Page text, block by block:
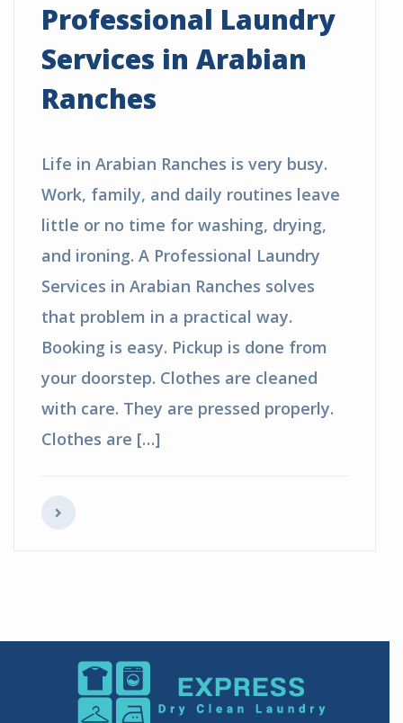
Professional Laundry
Services in Arabian
Ranches
Life in Arabian Ranches is very busy.
Work, family, and daily routines leave
little or no time for washing, drying,
and ironing. A Professional Laundry
Services in Arabian Ranches solves
that problem in a practical way.
Booking is easy. Pickup is done from
your doorstep. Clothes are cleaned
with care. They are pressed properly.
Clothes are […]